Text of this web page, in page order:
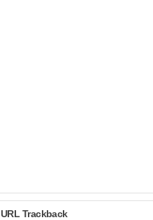
URL Trackback